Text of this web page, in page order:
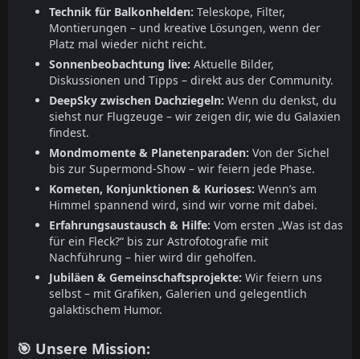
Technik für Balkonhelden: Teleskope, Filter,
Montierungen – und kreative Lösungen, wenn der
Platz mal wieder nicht reicht.
Sonnenbeobachtung live: Aktuelle Bilder,
Diskussionen und Tipps – direkt aus der Community.
DeepSky zwischen Dachziegeln: Wenn du denkst, du
siehst nur Flugzeuge – wir zeigen dir, wie du Galaxien
findest.
Mondmomente & Planetenparaden: Von der Sichel
bis zur Supermond-Show – wir feiern jede Phase.
Kometen, Konjunktionen & Kurioses: Wenn’s am
Himmel spannend wird, sind wir vorne mit dabei.
Erfahrungsaustausch & Hilfe: Vom ersten „Was ist das
für ein Fleck?“ bis zur Astrofotografie mit
Nachführung – hier wird dir geholfen.
Jubiläen & Gemeinschaftsprojekte: Wir feiern uns
selbst – mit Grafiken, Galerien und gelegentlich
galaktischem Humor.
🎯 Unsere Mission: